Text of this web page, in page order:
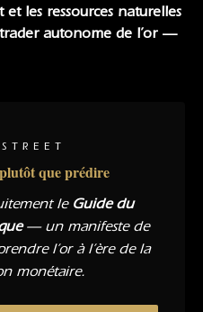
et les ressources naturelles
autonome de l’or —
que prédire
le Guide du
— un manifeste de
l’or à l’ère de la
monétaire.